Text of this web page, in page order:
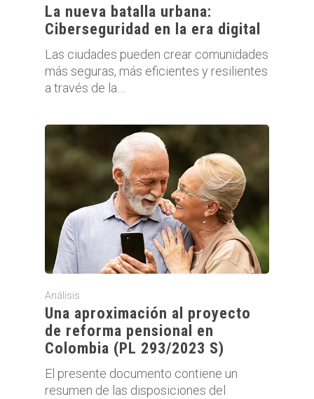
La nueva batalla urbana:
Ciberseguridad en la era digital
Las ciudades pueden crear comunidades
más seguras, más eficientes y resilientes
a través de la…
Análisis
Una aproximación al proyecto
de reforma pensional en
Colombia (PL 293/2023 S)
El presente documento contiene un
resumen de las disposiciones del